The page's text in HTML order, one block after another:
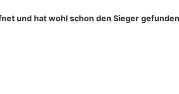
und hat wohl schon den Sieger